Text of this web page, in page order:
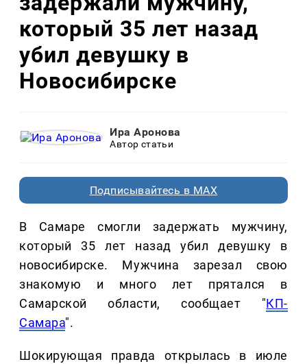
который 35 лет назад
убил девушку в
Новосибирске
Ира Аронова
Автор статьи
Подписывайтесь в MAX
В Самаре смогли задержать мужчину,
который 35 лет назад убил девушку в
новосибирске. Мужчина зарезал свою
знакомую и много лет прятался в
Самарской области, сообщает "КП-
Самара".
Шокирующая правда открылась в июле